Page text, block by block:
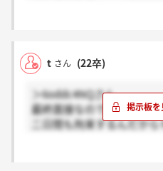
t さん (22卒)
＞6oddc4NQさん
最終面接なのでお偉い方
二日間も拘束するんだか
Web面接の接続チェック